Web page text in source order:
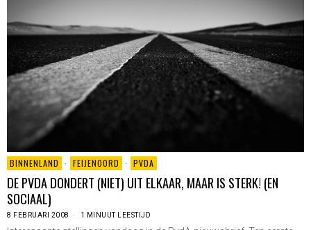
BINNENLAND · FEIJENOORD · PVDA
DE PVDA DONDERT (NIET) UIT ELKAAR, MAAR IS STERK! (EN
SOCIAAL)
8 FEBRUARI 2008 1 MINUUT LEESTIJD